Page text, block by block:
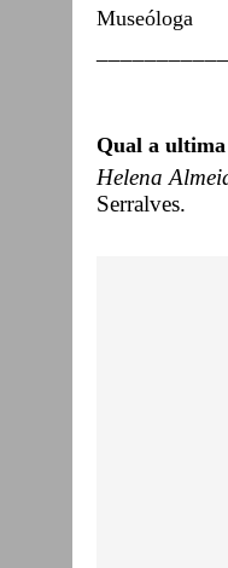
Museóloga
Qual a ultima
Helena
Serralves.